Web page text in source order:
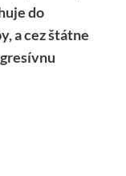
do
a cez štátne